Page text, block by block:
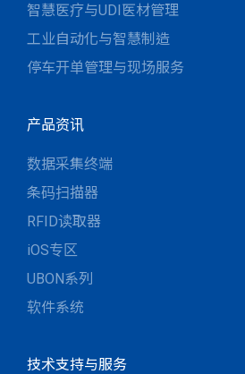
智慧医疗与UDI医材管理
工业自动化与智慧制造
停车开单管理与现场服务
产品资讯
数据采集终端
条码扫描器
RFID读取器
iOS专区
UBON系列
软件系统
技术支持与服务